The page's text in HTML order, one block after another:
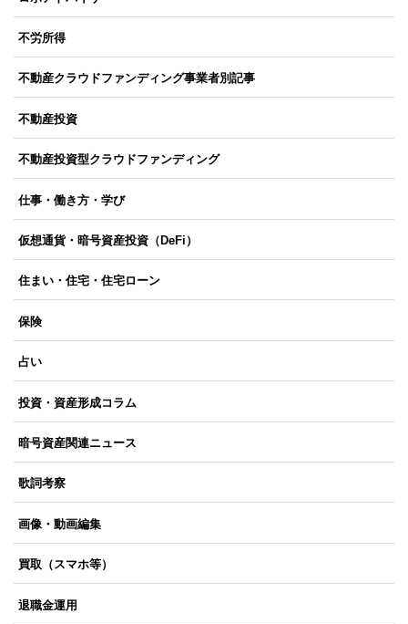
不労所得
不動産クラウドファンディング事業者別記事
不動産投資
不動産投資型クラウドファンディング
仕事・働き方・学び
仮想通貨・暗号資産投資（DeFi）
住まい・住宅・住宅ローン
保険
占い
投資・資産形成コラム
暗号資産関連ニュース
歌詞考察
画像・動画編集
買取（スマホ等）
退職金運用